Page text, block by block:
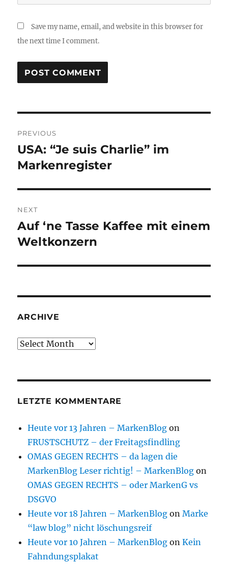
Save my name, email, and website in this browser for
the next time I comment.
navigation
PREVIOUS
Previous
post:
USA: “Je suis Charlie” im
Markenregister
NEXT
Next
post:
Auf ‘ne Tasse Kaffee mit einem
Weltkonzern
ARCHIVE
Archive
LETZTE KOMMENTARE
Heute vor 13 Jahren – MarkenBlog on
FRUSTSCHUTZ – der Freitagsfindling
OMAS GEGEN RECHTS – da lagen die
MarkenBlog Leser richtig! – MarkenBlog on
OMAS GEGEN RECHTS – oder MarkenG vs
DSGVO
Heute vor 18 Jahren – MarkenBlog onMarke
“law blog” nicht löschungsreif
Heute vor 10 Jahren – MarkenBlog onKein
Fahndungsplakat